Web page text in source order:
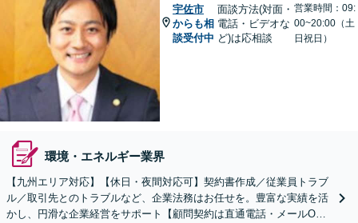
宇佐市
からも相
談受付中
面談方法(対面・
電話・ビデオな
ど)は応相談
営業時間：09:
00~20:00（土
日祝日）
環境・エネルギー業界
【九州エリア対応】【休日・夜間対応可】契約書作成／従業員トラブ
ル／取引先とのトラブルなど、企業法務はお任せを。豊富な実績を活
かし、円滑な企業経営をサポート【顧問契約は直通電話・メールO